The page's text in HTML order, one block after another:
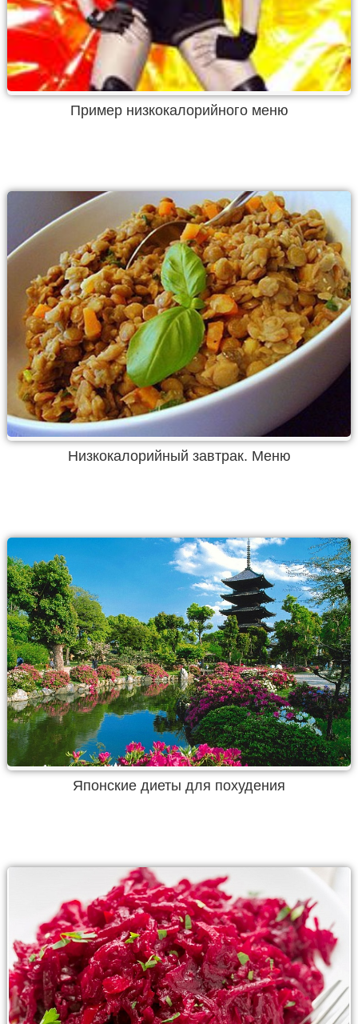
Пример низкокалорийного меню
Низкокалорийный завтрак. Меню
Японские диеты для похудения